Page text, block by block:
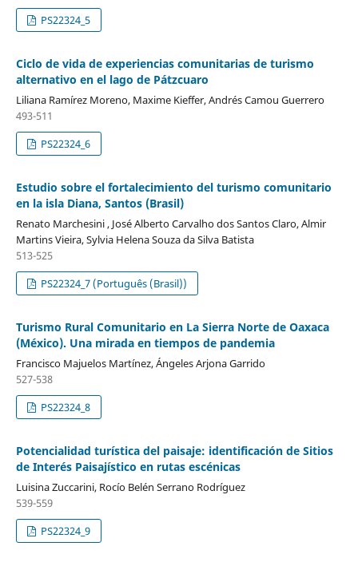
PS22324_5
Ciclo de vida de experiencias comunitarias de turismo
alternativo en el lago de Pátzcuaro
Liliana Ramírez Moreno, Maxime Kieffer, Andrés Camou Guerrero
493-511
PS22324_6
Estudio sobre el fortalecimiento del turismo comunitario
en la isla Diana, Santos (Brasil)
Renato Marchesini , José Alberto Carvalho dos Santos Claro, Almir
Martins Vieira, Sylvia Helena Souza da Silva Batista
513-525
PS22324_7 (Português (Brasil))
Turismo Rural Comunitario en La Sierra Norte de Oaxaca
(México). Una mirada en tiempos de pandemia
Francisco Majuelos Martínez, Ángeles Arjona Garrido
527-538
PS22324_8
Potencialidad turística del paisaje: identificación de Sitios
de Interés Paisajístico en rutas escénicas
Luisina Zuccarini, Rocío Belén Serrano Rodríguez
539-559
PS22324_9